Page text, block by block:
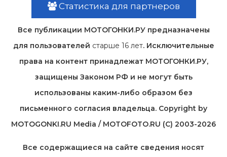
Статистика для партнеров
Все публикации МОТОГОНКИ.РУ предназначены
для пользователей старше 16 лет. Исключительные
права на контент принадлежат МОТОГОНКИ.РУ,
защищены Законом РФ и не могут быть
использованы каким-либо образом без
письменного согласия владельца. Copyright by
MOTOGONKI.RU Media / MOTOFOTO.RU (C) 2003-2026
Все содержащиеся на cайте сведения носят